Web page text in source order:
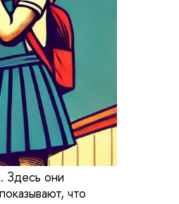
Здесь они
что